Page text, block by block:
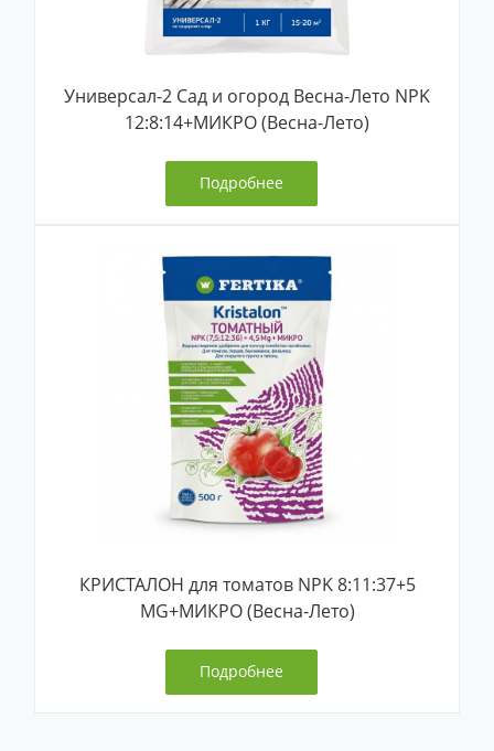
Универсал-2 Сад и огород Весна-Лето NPK
12:8:14+МИКРО (Весна-Лето)
Подробнее
КРИСТАЛОН для томатов NPK 8:11:37+5
MG+МИКРО (Весна-Лето)
Подробнее